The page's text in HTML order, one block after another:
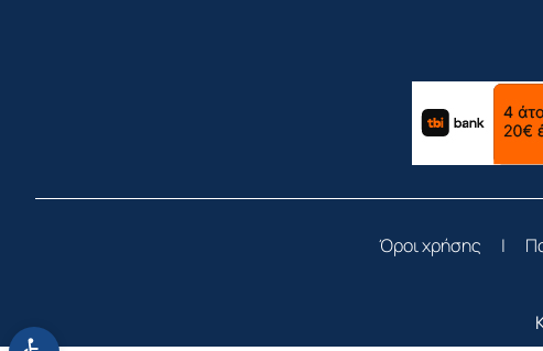
Ανοίξτε τη γραμμή εργαλείων
Όροι χρήσης |